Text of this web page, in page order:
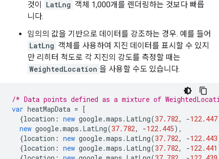
것이 LatLng 객체 1,000개를 렌더링하는 것보다 빠릅
니다.
임의의 값을 기반으로 데이터를 강조하는 경우. 예를 들어
LatLng 객체를 사용하여 지진 데이터를 표시할 수 있지
만 리히터 척도로 각 지진의 강도를 측정할 때는
WeightedLocation 을 사용할 수도 있습니다.
/* Data points defined as a mixture of
var heatMapData = [
{location : new google.maps . LatLng(37.782, -122.447
new google.maps . LatLng(37.782, -122.445),
{location : new google.maps . LatLng(37.782, -122.443
{location : new google.maps . LatLng(37.782, -122.441